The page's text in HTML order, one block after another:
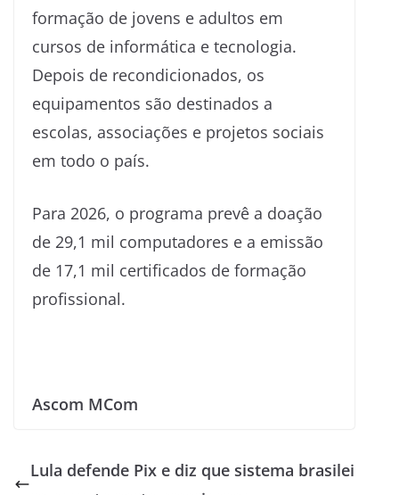
formação de jovens e adultos em
cursos de informática e tecnologia.
Depois de recondicionados, os
equipamentos são destinados a
escolas, associações e projetos sociais
em todo o país.
Para 2026, o programa prevê a doação
de 29,1 mil computadores e a emissão
de 17,1 mil certificados de formação
profissional.
Ascom MCom
Lula defende Pix e diz que sistema brasilei